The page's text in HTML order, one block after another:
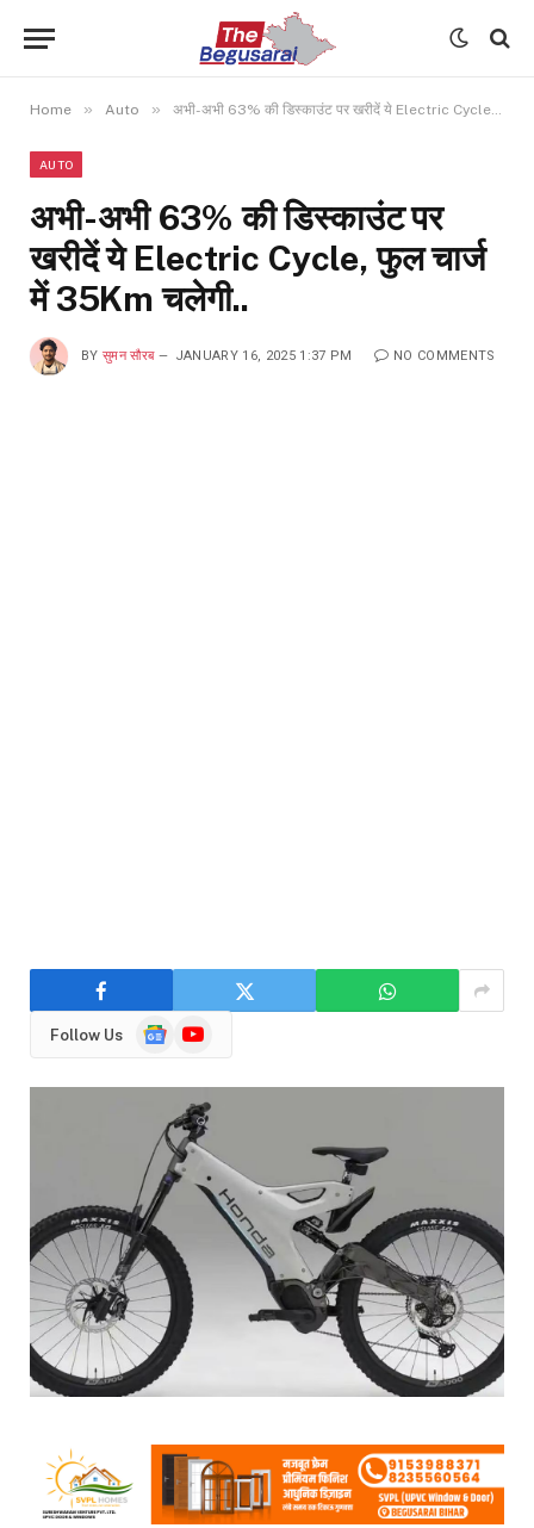
Home » Auto » अभी-अभी 63% की डिस्काउंट पर खरीदें ये Electric Cycle, फुल चार्ज में 35Km चलेगी..
AUTO
अभी-अभी 63% की डिस्काउंट पर
खरीदें ये Electric Cycle, फुल चार्ज
में 35Km चलेगी..
BY सुमन सौरब JANUARY 16, 2025 1:37 PM NO COMMENTS
Follow Us
GoogleYouTube